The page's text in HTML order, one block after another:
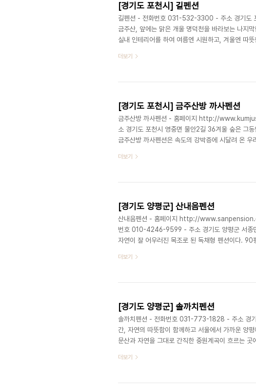
[경기도 포천시] 길펜션
길펜션 - 전화번호 031-532-3300 - 주소 경기도
금주산, 앞에는 맑은 개울 명덕천을 바라보는 나지
실내 인테리어를 하여 여름엔 시원하고, 겨울엔 따
있다. 길펜션에서는 도심에서 지친 여러분들의 몸
12:00 - 예약안내 : 031-532-3300 - 문의및안..
더보기
[경기도 포천시] 금주산방 까사펜션
금주산방 까사펜션 - 홈페이지 http://
소 경기도 포천시 영중면 물안2길 36겨울 숲은 그
금주산방 까사펜션은 속도의 강박증에 시달려 온
하는 사람들의 핑계일 뿐이다. 서릿 밭을 밟으며 듣
가을 단풍도 있지만, 회갈색 톤의 절묘한 농담으로
더보기
[경기도 양평군] 산내음펜션
산내음펜션 - 홈페이지 http://
번호 010-4246-9599 - 주소 경기도 양평군 서종
자연이 잘 어우러진 목조로 된 독채형 펜션이다.
어 가족 모임에 안성맞춤이다. 또한 오는 길에 두물
15:00 - 퇴실시간 :..
더보기
[경기도 양평군] 솔까치펜션
솔까치펜션 - 전화번호 031-773-1828 - 주소 경
간, 자연의 따뜻함이 함께하고 서울에서 가까운 양
문산과 자연을 그대로 간직한 중원계곡이 흐르는
- 퇴실시간 : 12:00 - 예약안내 : 031-773-1828
크기(평) : 40 - ..
더보기